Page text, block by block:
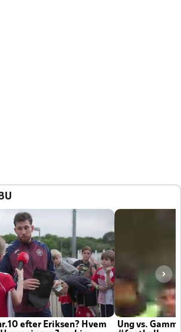
efter Eriksen? Hvem
Ung vs.